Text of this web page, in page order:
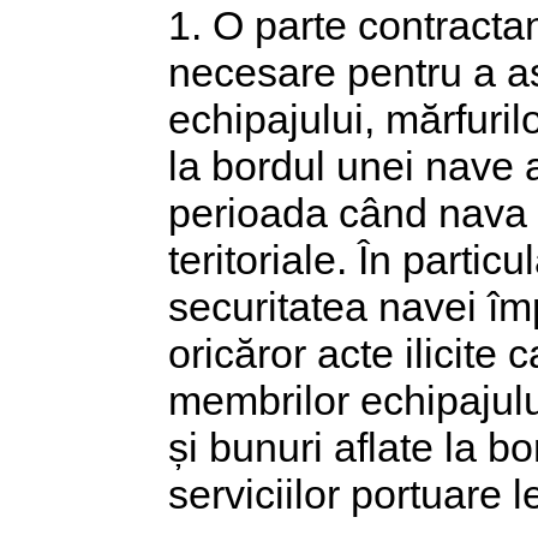
1. O parte
necesare pentru a
echipajului,
la bordul unei nave
perioada când
teritoriale. În
securitatea navei
oricăror acte ilicite
membrilor
și bunuri aflate la
serviciilor portuare